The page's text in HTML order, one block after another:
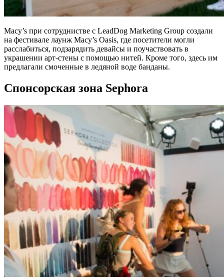
Macy’s при сотруднистве с LeadDog Marketing Group создали
на фестивале лаунж Macy’s Oasis, где посетители могли
расслабиться, подзарядить девайсы и поучаствовать в
украшении арт-стены с помощью нитей. Кроме того, здесь им
предлагали смоченные в ледяной воде банданы.
Спонсорская зона Sephora